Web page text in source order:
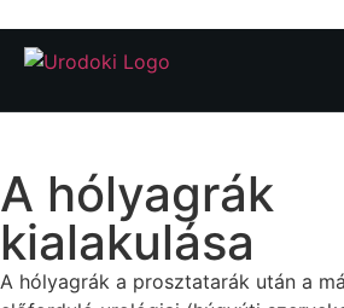
A hólyagrák
kialakulása
A hólyagrák a prosztatarák után a